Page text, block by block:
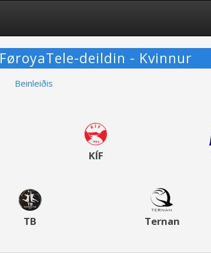
FøroyaTele-deildin - Kvinnur
Beinleiðis
KÍF
TB Ternan